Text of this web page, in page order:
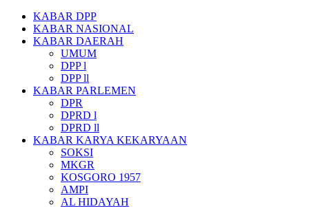
KABAR DPP
KABAR NASIONAL
KABAR DAERAH
UMUM
DPP l
DPP ll
KABAR PARLEMEN
DPR
DPRD l
DPRD ll
KABAR KARYA KEKARYAAN
SOKSI
MKGR
KOSGORO 1957
AMPI
AL HIDAYAH